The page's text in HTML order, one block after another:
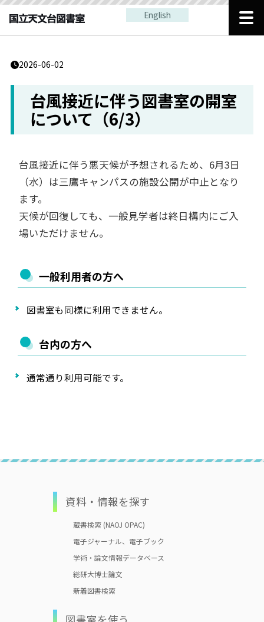
English
2026-06-02
台風接近に伴う図書室の開室
について（6/3）
台風接近に伴う悪天候が予想されるため、6月3日
（水）は三鷹キャンパスの施設公開が中止となり
ます。
天候が回復しても、一般見学者は終日構内にご入
場いただけません。
一般利用者の方へ
図書室も同様に利用できません。
台内の方へ
通常通り利用可能です。
資料・情報を探す
蔵書検索 (NAOJ OPAC)
電子ジャーナル、電子ブック
学術・論文情報データベース
総研大博士論文
新着図書検索